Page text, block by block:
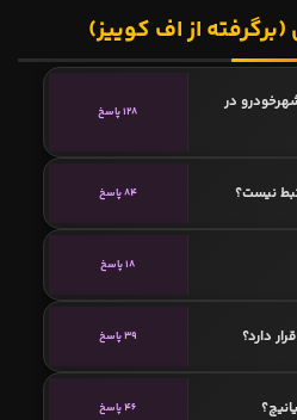
از اف کوییز)
در
128 پاسخ
نیست؟ 84 پاسخ
18 پاسخ
دارد؟ 39 پاسخ
46 پاسخ